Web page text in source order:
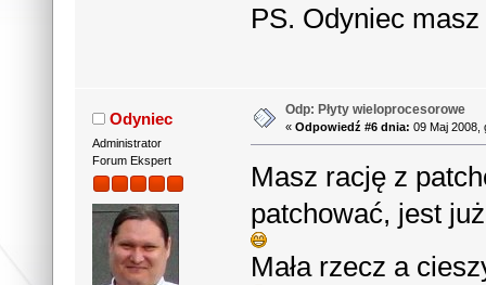
PS. Odyniec
Odyniec
Administrator
Forum Ekspert
Odp: Płyty wieloprocesorowe
«Odpowiedź #6 dnia: 09 Maj 2008,
Masz rację z
patchować, jest
Mała rzecz a